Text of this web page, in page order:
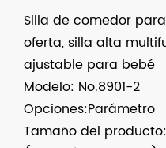
Silla de comedor
oferta, silla alta
ajustable para bebé
Modelo: No.8901-2
Opciones:Parámetro
Tamaño del